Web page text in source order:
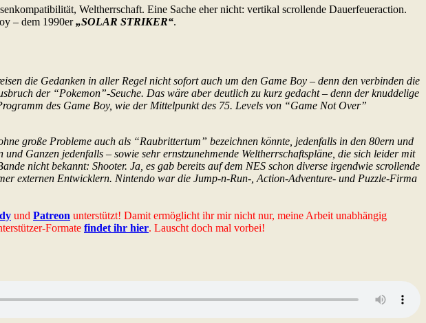
Weltherrschaft. Eine Sache eher nicht: vertikal scrollende Dauerfeueraction.
– dem 1990er„SOLAR STRIKER“.
die Gedanken in aller Regel nicht sofort auch um den Game Boy – denn den verbinden die
der “Pokemon”-Seuche. Das wäre aber deutlich zu kurz gedacht – denn der knuddelige
des Game Boy, wie der Mittelpunkt des 75. Levels von “Game Not Over”
große Probleme auch als “Raubrittertum” bezeichnen könnte, jedenfalls in den 80ern und
Ganzen jedenfalls – sowie sehr ernstzunehmende Weltherrschaftspläne, die sich leider mit
nicht bekannt: Shooter. Ja, es gab bereits auf dem NES schon diverse irgendwie scrollende
externen Entwicklern. Nintendo war die Jump-n-Run-, Action-Adventure- und Puzzle-Firma
und Patreon unterstützt! Damit ermöglicht ihr mir nicht nur, meine Arbeit unabhängig
Formate findet ihr hier. Lauscht doch mal vorbei!